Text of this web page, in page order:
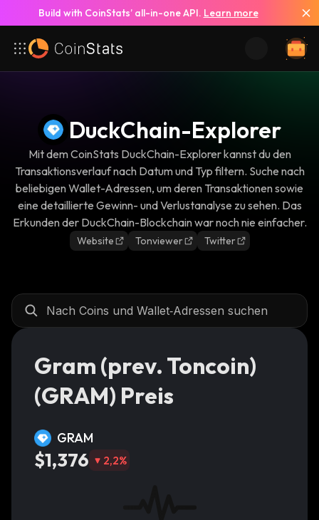
Build with CoinStats’ all-in-one API. Learn more
DuckChain-Explorer
Mit dem CoinStats DuckChain-Explorer kannst du den
Transaktionsverlauf nach Datum und Typ filtern. Suche nach
beliebigen Wallet-Adressen, um deren Transaktionen sowie
eine detaillierte Gewinn- und Verlustanalyse zu sehen. Das
Erkunden der DuckChain-Blockchain war noch nie einfacher.
Website Tonviewer Twitter
Gram (prev. Toncoin)
(GRAM) Preis
GRAM
$1,376 2,2%